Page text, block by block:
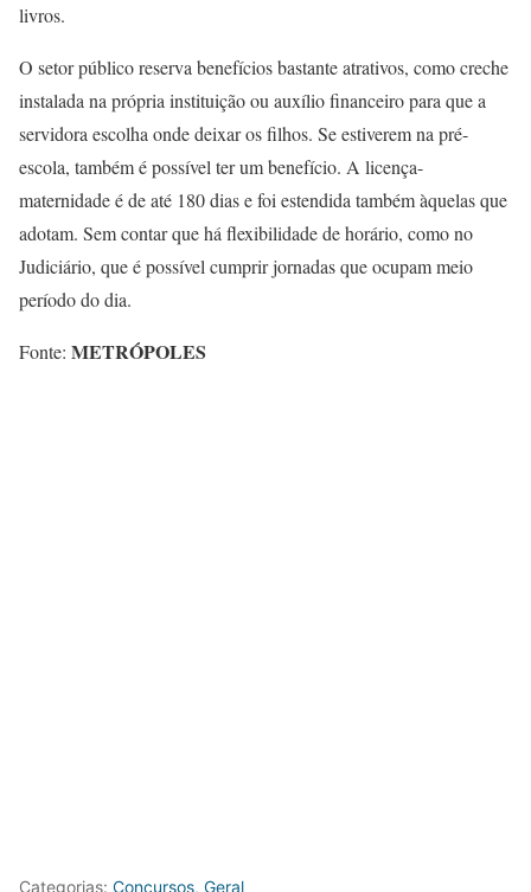
livros.
O setor público reserva benefícios bastante atrativos, como creche
instalada na própria instituição ou auxílio financeiro para que a
servidora escolha onde deixar os filhos. Se estiverem na pré-
escola, também é possível ter um benefício. A licença-
maternidade é de até 180 dias e foi estendida também àquelas que
adotam. Sem contar que há flexibilidade de horário, como no
Judiciário, que é possível cumprir jornadas que ocupam meio
período do dia.
Fonte: METRÓPOLES
Categorias: Concursos, Geral